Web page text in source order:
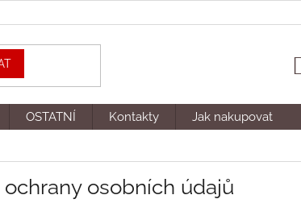
OSTATNÍ Kontakty Jak nakupovat
osobních údajů